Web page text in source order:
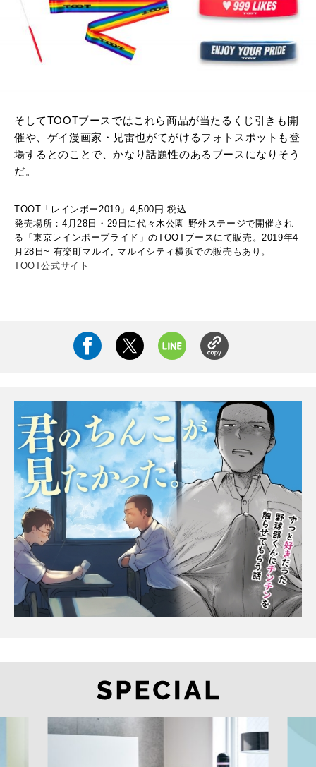
そしてTOOTブースではこれら商品が当たるくじ引きも開
催や、ゲイ漫画家・児雷也がてがけるフォトスポットも登
場するとのことで、かなり話題性のあるブースになりそう
だ。
TOOT「レインボー2019」4,500円 税込
発売場所：4月28日・29日に代々木公園 野外ステージで開催され
る「東京レインボープライド」のTOOTブースにて販売。 2019年4
月 28 日~ 有楽町マルイ
マルイシティ横浜での販売もあり。
TOOT公式サイト